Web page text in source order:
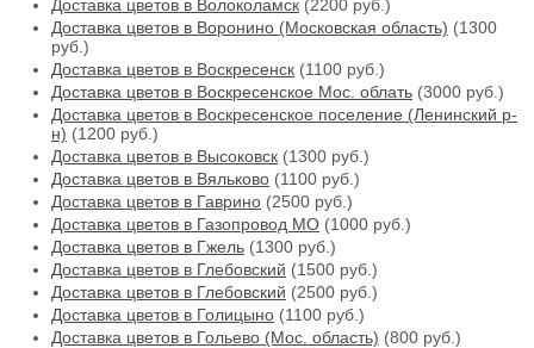
Доставка цветов в Волоколамск (2200 руб.)
Доставка цветов в Воронино (Московская область) (1300
руб.)
Доставка цветов в Воскресенск (1100 руб.)
Доставка цветов в Воскресенское Мос. облать (3000 руб.)
Доставка цветов в Воскресенское поселение (Ленинский р-
н) (1200 руб.)
Доставка цветов в Высоковск (1300 руб.)
Доставка цветов в Вяльково (1100 руб.)
Доставка цветов в Гаврино (2500 руб.)
Доставка цветов в Газопровод МО (1000 руб.)
Доставка цветов в Гжель (1300 руб.)
Доставка цветов в Глебовский (1500 руб.)
Доставка цветов в Глебовский (2500 руб.)
Доставка цветов в Голицыно (1100 руб.)
Доставка цветов в Гольево (Мос. область) (800 руб.)